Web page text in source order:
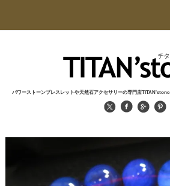
パワーストーンブレスレットや天然石アクセサリーの専門店TITAN'stone